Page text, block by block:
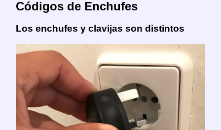
Códigos de Enchufes
Los enchufes y clavijas son distintos